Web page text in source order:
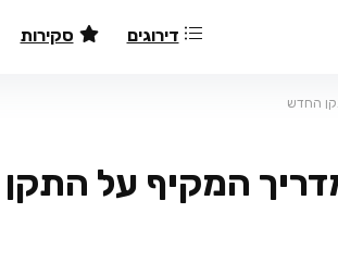
דירוגים סקירות